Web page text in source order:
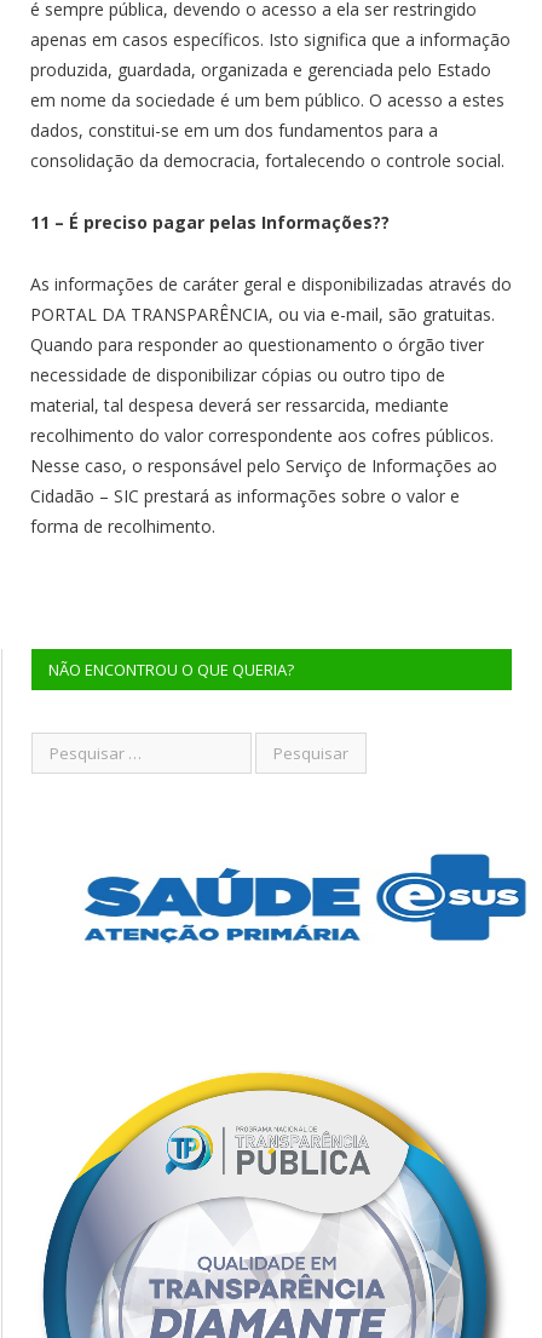
é sempre pública, devendo o acesso a ela ser restringido
apenas em casos específicos. Isto significa que a informação
produzida, guardada, organizada e gerenciada pelo Estado
em nome da sociedade é um bem público. O acesso a estes
dados, constitui-se em um dos fundamentos para a
consolidação da democracia, fortalecendo o controle social.
11 – É preciso pagar pelas Informações??
As informações de caráter geral e disponibilizadas através do
PORTAL DA TRANSPARÊNCIA, ou via e-mail, são gratuitas.
Quando para responder ao questionamento o órgão tiver
necessidade de disponibilizar cópias ou outro tipo de
material, tal despesa deverá ser ressarcida, mediante
recolhimento do valor correspondente aos cofres públicos.
Nesse caso, o responsável pelo Serviço de Informações ao
Cidadão – SIC prestará as informações sobre o valor e
forma de recolhimento.
NÃO ENCONTROU O QUE QUERIA?